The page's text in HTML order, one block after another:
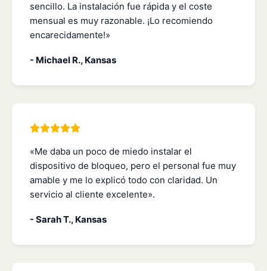
sencillo. La instalación fue rápida y el coste
mensual es muy razonable. ¡Lo recomiendo
encarecidamente!»
- Michael R., Kansas
«Me daba un poco de miedo instalar el
dispositivo de bloqueo, pero el personal fue muy
amable y me lo explicó todo con claridad. Un
servicio al cliente excelente».
- Sarah T., Kansas